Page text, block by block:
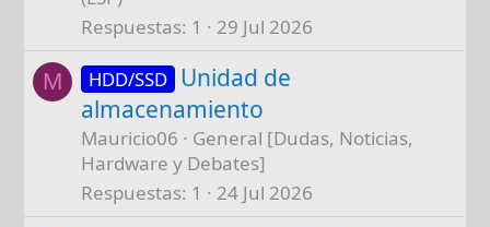
Respuestas 1 29 Jul 2026
M HDD/SSD Unidad de
almacenamiento
Mauricio06
General [Dudas, Noticias,
Hardware y Debates]
Respuestas 1 24 Jul 2026